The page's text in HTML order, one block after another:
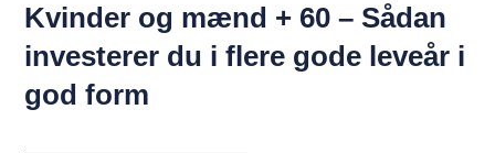
Kvinder og mænd + 60 – Sådan
investerer du i flere gode leveår i
god form